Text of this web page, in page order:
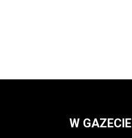
W GAZECIE